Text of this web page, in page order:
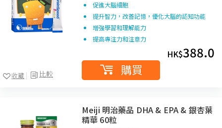
比較
收藏
促進大腦細胞
提升智力，改善記憶，優化大腦的認知功能
增強學習和理解能力
提高專注力和注意力
HK$388.0
購買
Meiji 明治藥品 DHA & EPA & 銀杏葉
精華 60粒